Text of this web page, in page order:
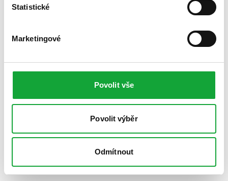
Statistické
Marketingové
Povolit vše
Povolit výběr
Odmítnout